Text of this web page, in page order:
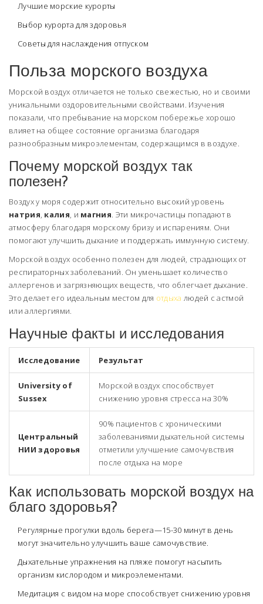
Лучшие морские курорты
Выбор курорта для здоровья
Советы для наслаждения отпуском
Польза морского воздуха
Морской воздух отличается не только свежестью, но и своими
уникальными оздоровительными свойствами. Изучения
показали, что пребывание на морском побережье хорошо
влияет на общее состояние организма благодаря
разнообразным микроэлементам, содержащимся в воздухе.
Почему морской воздух так
полезен?
Воздух у моря содержит относительно высокий уровень
натрия, калия, и магния. Эти микрочастицы попадают в
атмосферу благодаря морскому бризу и испарениям. Они
помогают улучшить дыхание и поддержать иммунную систему.
Морской воздух особенно полезен для людей, страдающих от
респираторных заболеваний. Он уменьшает количество
аллергенов и загрязняющих веществ, что облегчает дыхание.
Это делает его идеальным местом для отдыха людей с астмой
или аллергиями.
Научные факты и исследования
Исследование Результат
University of
Sussex
Морской воздух способствует
снижению уровня стресса на 30%
Центральный
НИИ здоровья
90% пациентов с хроническими
заболеваниями дыхательной системы
отметили улучшение самочувствия
после отдыха на море
Как использовать морской воздух на
благо здоровья?
Регулярные прогулки вдоль берега—15-30 минут в день
могут значительно улучшить ваше самочувствие.
Дыхательные упражнения на пляже помогут насытить
организм кислородом и микроэлементами.
Медитация с видом на море способствует снижению уровня